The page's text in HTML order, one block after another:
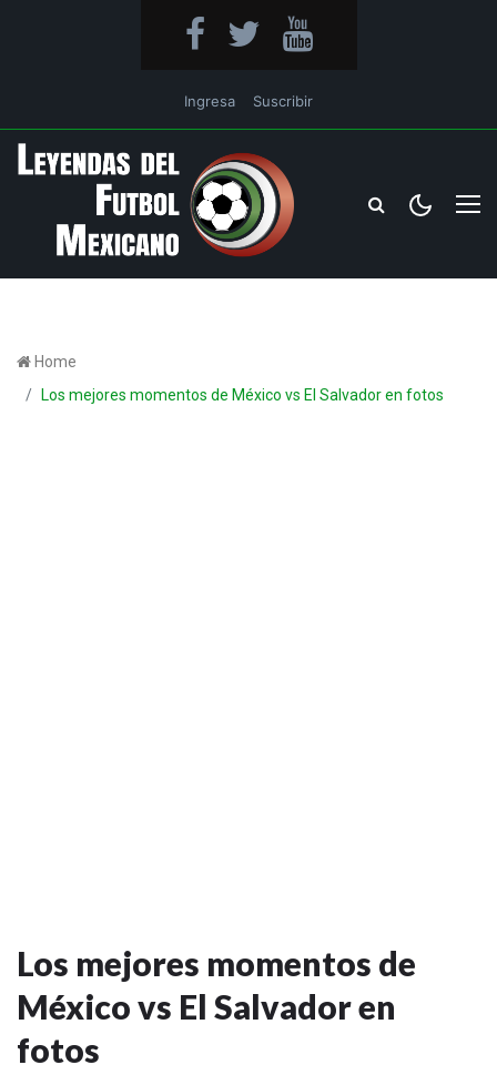
Ingresa Suscribir
Home
Los mejores momentos de México vs El Salvador en fotos
Los mejores momentos de
México vs El Salvador en
fotos